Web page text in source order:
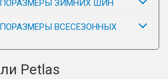
ЗИМНИХ ШИН
ВСЕСЕЗОННЫХ
Petlas